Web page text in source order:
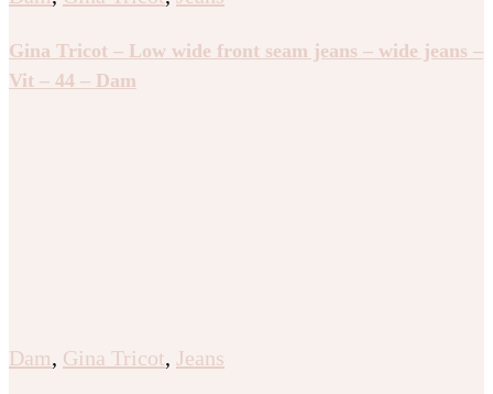
Gina Tricot – Low wide front seam jeans – wide jeans –
Vit – 44 – Dam
Dam, Gina Tricot, Jeans